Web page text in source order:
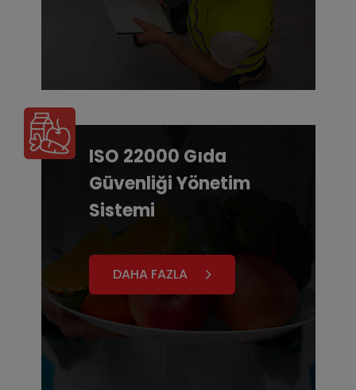
ISO 22000 Gıda
Güvenliği Yönetim
Sistemi
DAHA FAZLA